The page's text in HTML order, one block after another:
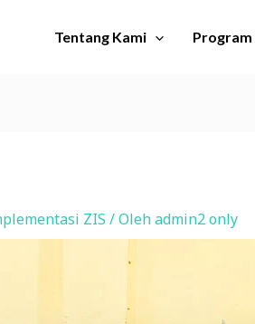
Tentang Kami Program
ZIS / Olehadmin2 only